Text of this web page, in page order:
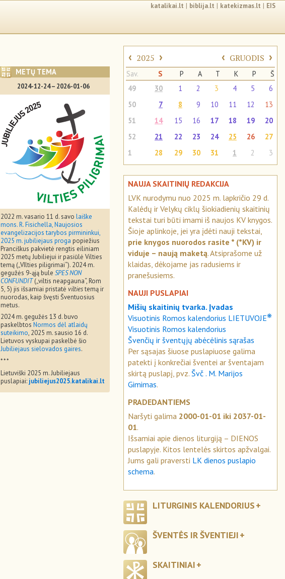
katalikai.lt | biblija.lt | katekizmas.lt | EIS
METŲ TEMA
2024-12-24 – 2026-01-06
2022 m. vasario 11 d. savo laiške
mons. R. Fisichella, Naujosios
evangelizacijos tarybos pirmininkui,
2025 m. jubiliejaus proga popiežius
Pranciškus pakvietė rengtis eiliniam
2025 metų Jubiliejui ir pasiūlė Vilties
temą („VIlties piligrimai“). 2024 m.
gegužės 9-ąją bule SPES NON
CONFUNDIT(„viltis neapgauna“, Rom
5, 5) jis išsamiai pristatė viltiestemą ir
nuorodas, kaip švęsti Šventuosius
metus.
2024 m. gegužės 13 d. buvo
paskelbtos Normos dėl atlaidų
suteikimo, 2025 m. sausio 16 d.
Lietuvos vyskupai paskelbė šio
Jubiliejaus sielovados gaires.
* * *
Lietuviški 2025 m. Jubiliejaus
puslapiai: jubiliejus2025.katalikai.lt
‹ 2025 › ‹ GRUODIS ›
Sav. S P A T K P
Š
49
30 1 2 3 4 5
6
50
7 8 9 10 11 12
13
51
14 15 16 17 18 19
20
52
21 22 23 24 25 26
27
1
28 29 30 31 1 2 3
NAUJA SKAITINIŲ REDAKCIJA
LVK nurodymu nuo 2025 m. lapkričio 29 d.
Kalėdų ir Velykų ciklų šiokiadienių skaitinių
tekstai turi būti imami iš naujos KV knygos.
Šioje aplinkoje, jei yra įdėti nauji tekstai,
prie knygos nuorodos rasite * (*KV) ir
viduje – naują maketą. Atsiprašome už
klaidas, dėkojame jas radusiems ir
pranešusiems.
NAUJI PUSLAPIAI
Mišių skaitinių tvarka. Įvadas
Visuotinis Romos kalendorius LIETUVOJE❋
Visuotinis Romos kalendorius
Švenčių ir šventųjų abėcėlinis sąrašas
Per sąsajas šiuose puslapiuose galima
patekti į konkrečiai šventei ar šventajam
skirtą puslapį, pvz. Švč . M. Marijos
Gimimas.
PRADEDANTIEMS
Naršyti galima 2000-01-01 iki 2037-01-
01.
Išsamiai apie dienos liturgiją – DIENOS
puslapyje. Kitos lentelės skirtos apžvalgai.
Jums gali praversti LK dienos puslapio
schema.
LITURGINIS KALENDORIUS
ŠVENTĖS IR ŠVENTIEJI
SKAITINIAI